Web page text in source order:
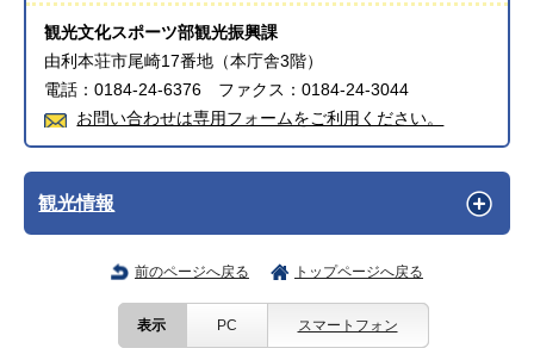
観光文化スポーツ部観光振興課
由利本荘市尾崎17番地（本庁舎3階）
電話：0184-24-6376 ファクス：0184-24-3044
お問い合わせは専用フォームをご利用ください。
観光情報
前のページへ戻る トップページへ戻る
表示 PC スマートフォン